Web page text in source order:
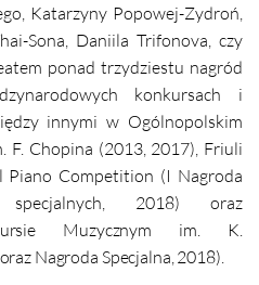
Katarzyny Popowej-Zydroń,
Sona, Daniila Trifonova, czy
ponad trzydziestu nagród
konkursach i
innymi w Ogólnopolskim
F. Chopina (2013, 2017), Friuli
Piano Competition (I Nagroda
2018) oraz
Muzycznym im.
K.
Nagroda Specjalna, 2018).